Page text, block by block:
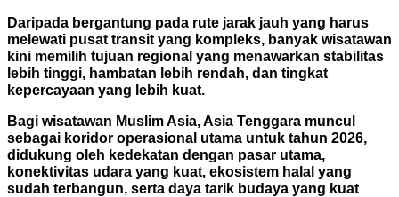
Daripada bergantung pada rute jarak jauh yang harus
melewati pusat transit yang kompleks, banyak wisatawan
kini memilih tujuan regional yang menawarkan stabilitas
lebih tinggi, hambatan lebih rendah, dan tingkat
kepercayaan yang lebih kuat.
Bagi wisatawan Muslim Asia, Asia Tenggara muncul
sebagai koridor operasional utama untuk tahun 2026,
didukung oleh kedekatan dengan pasar utama,
konektivitas udara yang kuat, ekosistem halal yang
sudah terbangun, serta daya tarik budaya yang kuat